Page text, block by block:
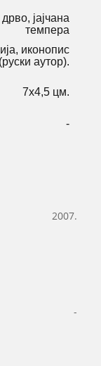
јајчана
темпера
иконопис
(руски аутор).
7х4,5 цм.
-
2007.
-